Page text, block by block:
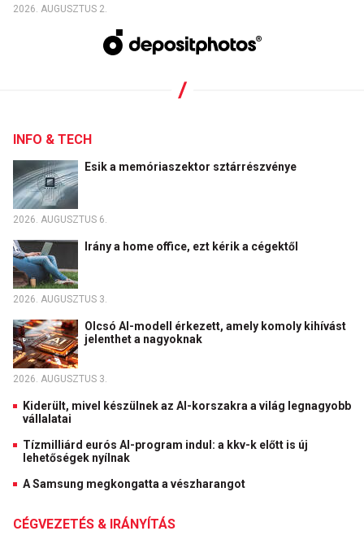
2026. AUGUSZTUS 2.
INFO & TECH
Esik a memóriaszektor sztárrészvénye
2026. AUGUSZTUS 6.
Irány a home office, ezt kérik a cégektől
2026. AUGUSZTUS 3.
Olcsó AI-modell érkezett, amely komoly kihívást
jelenthet a nagyoknak
2026. AUGUSZTUS 3.
Kiderült, mivel készülnek az AI-korszakra a világ legnagyobb
vállalatai
Tízmilliárd eurós AI-program indul: a kkv-k előtt is új
lehetőségek nyílnak
A Samsung megkongatta a vészharangot
CÉGVEZETÉS & IRÁNYÍTÁS